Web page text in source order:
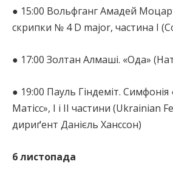
● 15:00 Вольфганг Амадей
скрипки № 4 D major, частина І
● 17:00 Золтан Алмаші. «Ода»
● 19:00 Пауль Гіндеміт.
Матісс», І і ІІ частини (Ukrainian
дириґент Данієль Ханссон)
6 листопада